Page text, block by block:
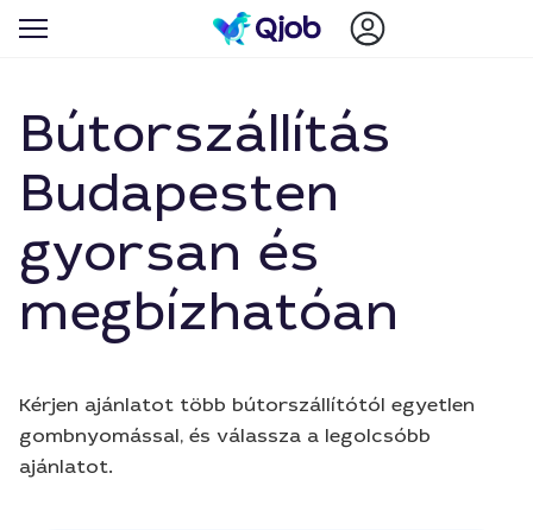
Bútorszállítás
Budapesten
gyorsan és
megbízhatóan
Kérjen ajánlatot több bútorszállítótól egyetlen
gombnyomással, és válassza a legolcsóbb
ajánlatot.